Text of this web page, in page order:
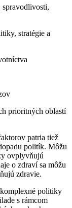
spravodlivosti,
stratégie a
prioritných oblastí
patria tiež
politík. Môžu
ovplyvňujú
o zdraví sa môžu
zdravie.
politiky
s rámcom